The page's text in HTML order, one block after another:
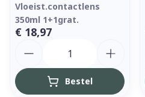
Vloeist.contactlens
350ml 1+1grat.
€ 18,97
Bestel